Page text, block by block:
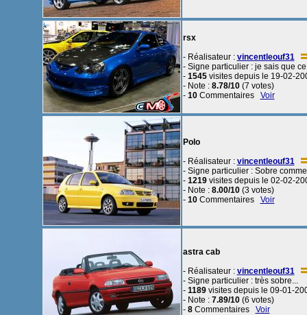
rsx
- Réalisateur : vincentleouf31
- Signe particulier : je sais que
- 1545visites depuis le 19-02-
- Note : 8.78/10(7 votes)
- 10Commentaires Voir
Polo
- Réalisateur : vincentleouf31
- Signe particulier : Sobre
- 1219visites depuis le 02-02-
- Note : 8.00/10(3 votes)
- 10Commentaires Voir
astra cab
- Réalisateur : vincentleouf31
- Signe particulier : très sobre...
- 1189visites depuis le 09-01-
- Note : 7.89/10(6 votes)
- 8Commentaires Voir